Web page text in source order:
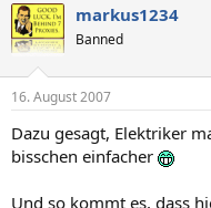
markus1234
Banned
16. August 2007
Dazu gesagt, Elektriker
bisschen einfacher
Und so kommt es, dass